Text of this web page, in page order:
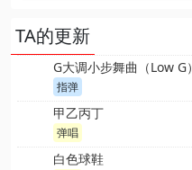
TA的更新
G大调小步舞曲（Low G）
指弹
甲乙丙丁
弹唱
白色球鞋